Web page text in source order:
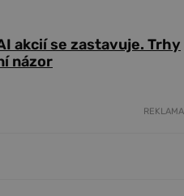
akcií se zastavuje. Trhy
názor
REKLAMA